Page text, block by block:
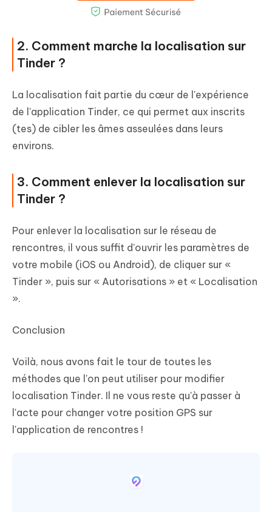
2. Comment marche la localisation sur
Tinder ?
La localisation fait partie du cœur de l'expérience
de l'application Tinder, ce qui permet aux inscrits
(tes) de cibler les âmes asseulées dans leurs
environs.
3. Comment enlever la localisation sur
Tinder ?
Pour enlever la localisation sur le réseau de
rencontres, il vous suffit d'ouvrir les paramètres de
votre mobile (iOS ou Android), de cliquer sur «
Tinder », puis sur « Autorisations » et « Localisation
».
Conclusion
Voilà, nous avons fait le tour de toutes les
méthodes que l'on peut utiliser pour modifier
localisation Tinder. Il ne vous reste qu'à passer à
l'acte pour changer votre position GPS sur
l'application de rencontres !